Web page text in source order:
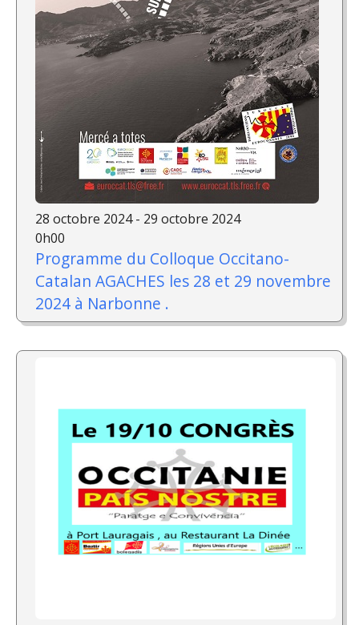
28 octobre 2024 - 29 octobre 2024
0h00
Programme du Colloque Occitano-
Catalan AGACHES les 28 et 29 novembre
2024 à Narbonne .